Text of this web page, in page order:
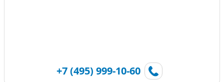
+7 (495) 999-10-60